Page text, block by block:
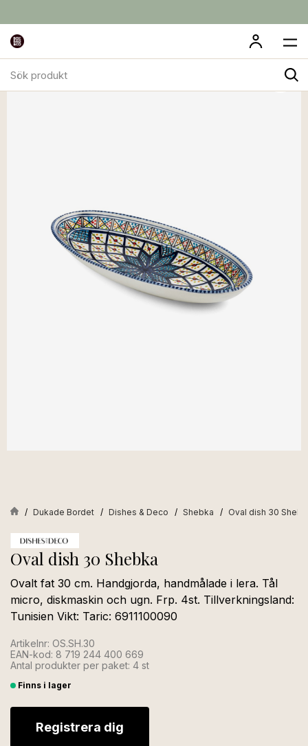
produkt
Dukade Bordet Dishes & Deco Shebka Oval dish 30
Oval dish 30 Shebka
Ovalt fat 30 cm. Handgjorda, handmålade i lera. Tål
micro, diskmaskin och ugn. Frp. 4st. Tillverkningsland:
Tunisien Vikt: Taric: 6911100090
Artikelnr: OS.SH.30
EAN-kod: 8 719 244 400 669
Antal produkter per paket: 4 st
Finns i lager
Registrera dig